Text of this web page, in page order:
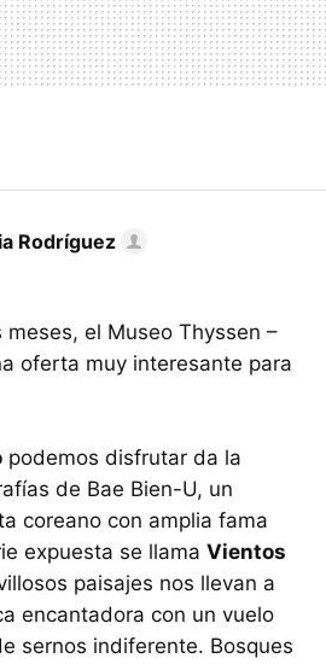
Rodríguez
el Museo Thyssen –
oferta muy interesante para
podemos disfrutar da la
de Bae Bien-U, un
coreano con amplia fama
expuesta se llama Vientos
paisajes nos llevan a
encantadora con un vuelo
sernos indiferente. Bosques